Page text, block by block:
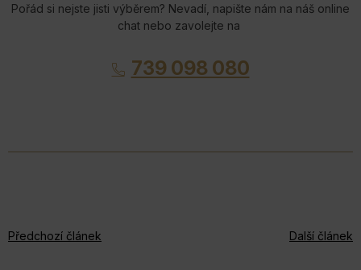
Pořád si nejste jisti výběrem? Nevadí, napište nám na náš online
chat nebo zavolejte na
739 098 080
Předchozí článek Další článek